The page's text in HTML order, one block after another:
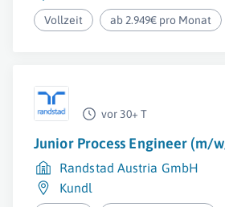
Vollzeit ab 2.949€ pro Monat
vor 30+ T
Junior Process Engineer (m/
Randstad Austria GmbH
Kundl